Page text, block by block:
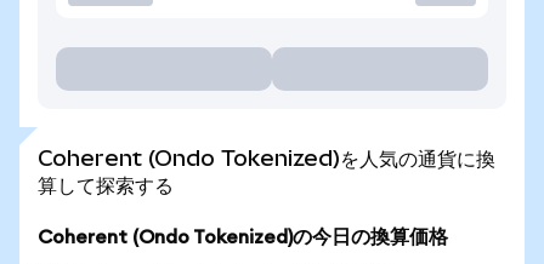
Coherent (Ondo Tokenized)を人気の通貨に換
算して探索する
Coherent (Ondo Tokenized)の今日の換算価格